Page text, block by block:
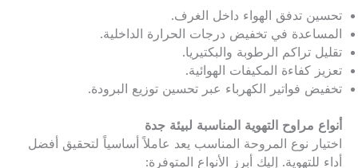
تحسين تدفق الهواء داخل الغرف.
المساعدة في تخفيض درجات الحرارة الداخلية.
تقليل تراكم الرطوبة والبكتيريا.
تعزيز كفاءة المكيفات الهوائية.
تخفيض فواتير الكهرباء عبر تحسين توزيع البرودة.
أنواع مراوح التهوية المناسبة لبيئة جدة
اختيار نوع المروحة المناسب يعد عاملاً أساسياً لتحقيق أفضل
أداء للتهوية. إليك أبرز الأنواع المتوفرة: